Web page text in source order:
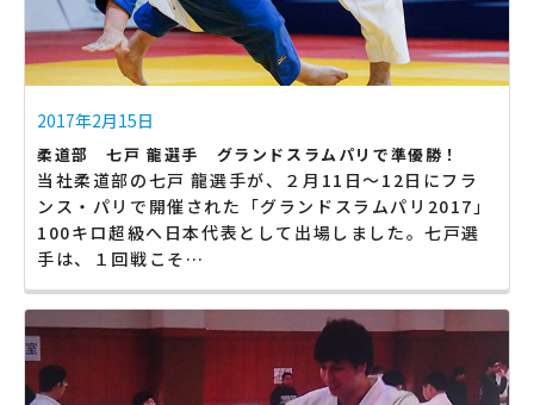
2017年2月15日
柔道部 七戸 龍選手 グランドスラムパリで準優勝！
当社柔道部の七戸 龍選手が、２月11日〜12日にフラ
ンス・パリで開催された「グランドスラムパリ2017」
100キロ超級へ日本代表として出場しました。七戸選
手は、１回戦こそ…